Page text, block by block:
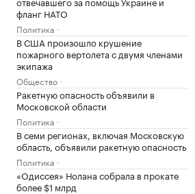
фланг НАТО
Политика
В США произошло крушение
пожарного вертолета с двумя членами
экипажа
Общество
Ракетную опасность объявили в
Московской области
Политика
В семи регионах, включая Московскую
область, объявили ракетную опасность
Политика
«Одиссея» Нолана собрала в прокате
более $1 млрд